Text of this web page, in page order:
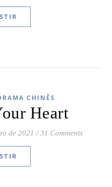
CHINÊS
Heart
de 2021 / 31 Comments